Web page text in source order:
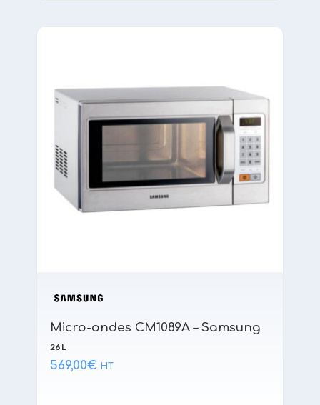
Micro-ondes CM1089A – Samsung
26 L
569,00€ HT